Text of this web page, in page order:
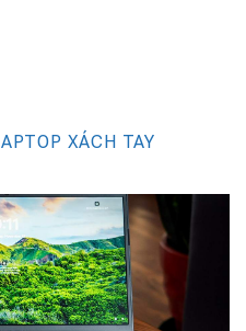
XÁCH TAY